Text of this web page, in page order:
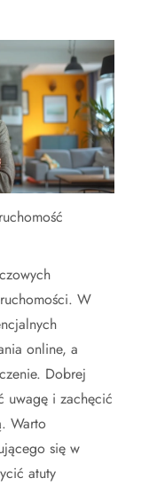
W
online, a
Dobrej
uwagę i zachęcić
Warto
się w
atuty